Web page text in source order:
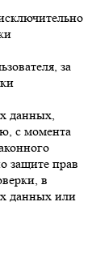
за
данных,
с момента
защите прав
в
данных или